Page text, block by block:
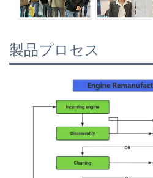
製品プロセス